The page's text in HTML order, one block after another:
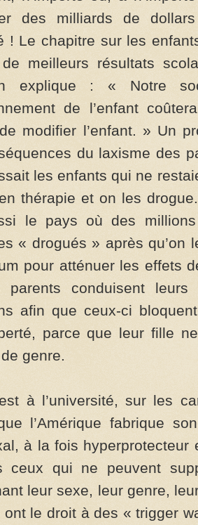
des milliards de
! Le chapitre sur les
meilleurs résultats
explique : « Notre
de l’enfant
modifier l’enfant. » Un
du laxisme des
les enfants qui ne
thérapie et on les
le pays où des
« drogués » après qu’on
pour atténuer les effets
parents conduisent
afin que ceux-ci
parce que leur fille
genre.
à l’université, sur les
l’Amérique fabrique
à la fois
ceux qui ne peuvent
leur sexe, leur genre,
ont le droit à des « trigger